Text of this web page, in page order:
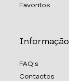
Favoritos
Informação
FAQ's
Contactos